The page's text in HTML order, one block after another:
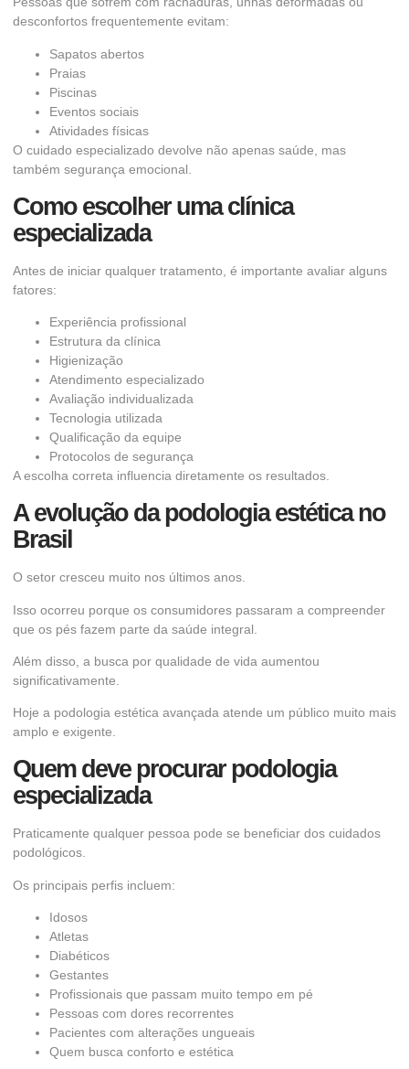
desconfortos frequentemente evitam:
Sapatos abertos
Praias
Piscinas
Eventos sociais
Atividades físicas
O cuidado especializado devolve não apenas saúde, mas
também segurança emocional.
Como escolher uma clínica
especializada
Antes de iniciar qualquer tratamento, é importante avaliar alguns
fatores:
Experiência profissional
Estrutura da clínica
Higienização
Atendimento especializado
Avaliação individualizada
Tecnologia utilizada
Qualificação da equipe
Protocolos de segurança
A escolha correta influencia diretamente os resultados.
A evolução da podologia estética no
Brasil
O setor cresceu muito nos últimos anos.
Isso ocorreu porque os consumidores passaram a compreender
que os pés fazem parte da saúde integral.
Além disso, a busca por qualidade de vida aumentou
significativamente.
Hoje a podologia estética avançada atende um público muito mais
amplo e exigente.
Quem deve procurar podologia
especializada
Praticamente qualquer pessoa pode se beneficiar dos cuidados
podológicos.
Os principais perfis incluem:
Idosos
Atletas
Diabéticos
Gestantes
Profissionais que passam muito tempo em pé
Pessoas com dores recorrentes
Pacientes com alterações ungueais
Quem busca conforto e estética